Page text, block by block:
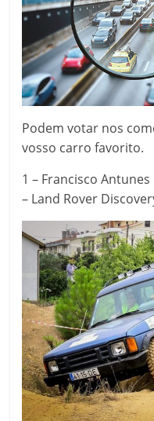
Podem votar nos
vosso carro favorito.
1 – Francisco Antunes
– Land Rover